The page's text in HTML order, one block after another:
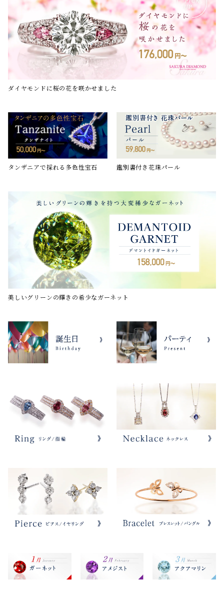
ダイヤモンドに桜の花を咲かせました
タンザニアで採れる多色性宝石 鑑別書付き花珠パール
美しいグリーンの輝きの希少なガーネット